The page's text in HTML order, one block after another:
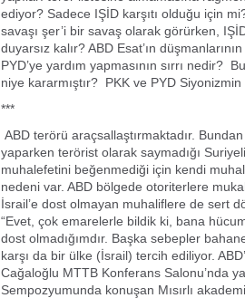
ediyor? Sadece IŞİD karşıtı olduğu için
savaşı şer’i bir savaş olarak görürken,
duyarsız kalır? ABD Esat’ın
PYD’ye yardım yapmasının sırrı nedir?
niye kararmıştır? PKK ve PYD
***
ABD terörü araçsallaştırmaktadır. Bundan
yaparken terörist olarak saymadığı
muhalefetini beğenmediği için kendi
nedeni var. ABD bölgede otoriterlere
İsrail’e dost olmayan muhaliflere de sert
“Evet, çok emarelerle bildik ki, bana
dost olmadığımdır. Başka sebepler
karşı da bir ülke (İsrail) tercih ediliyor.
Cağaloğlu MTTB Konferans Salonu’nda
Sempozyumunda konuşan Mısırlı